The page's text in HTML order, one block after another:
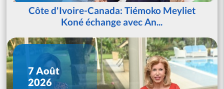
Côte d'Ivoire-Canada: Tiémoko Meyliet
Koné échange avec An...
7 Août
2026